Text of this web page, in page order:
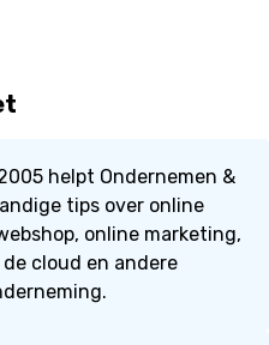
helpt Ondernemen &
tips over online
online marketing,
cloud en andere